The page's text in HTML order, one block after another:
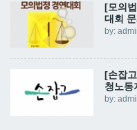
[모의
대회
by:
[손잡
청노동
by: